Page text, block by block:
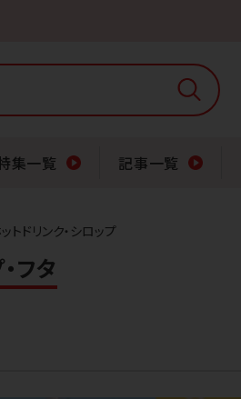
集一覧 記事一覧
トドリンク・シロップ
フタ